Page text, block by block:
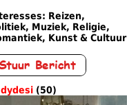
Reizen,
Muziek, Religie,
Kunst & Cultuur
(50)